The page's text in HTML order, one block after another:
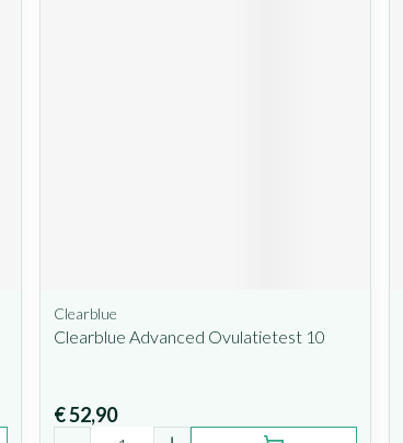
Clearblue
Clearblue Advanced Ovulatietest 10
€ 52,90